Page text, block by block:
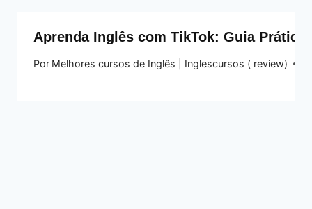
Aprenda Inglês com TikTok: Guia Prático
Por Melhores cursos de Inglês | Inglescursos ( review)